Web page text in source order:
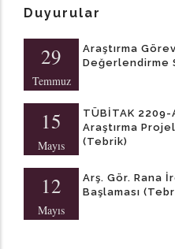
Duyurular
29
Temmuz
Araştırma
Değerlendirme
15
Mayıs
TÜBİTAK
Araştırma
(Tebrik)
12
Mayıs
Arş. Gör. Rana
Başlaması